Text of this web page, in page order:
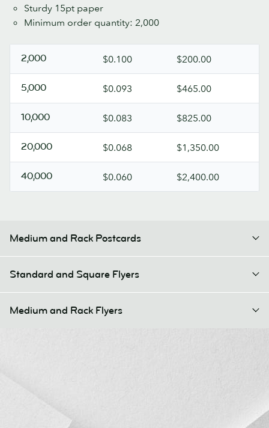
Sturdy 15pt paper
Minimum order quantity: 2,000
2,000 $0.100 $200.00
5,000 $0.093 $465.00
10,000 $0.083 $825.00
20,000 $0.068 $1,350.00
40,000 $0.060 $2,400.00
Medium and Rack Postcards
Standard and Square Flyers
Medium and Rack Flyers